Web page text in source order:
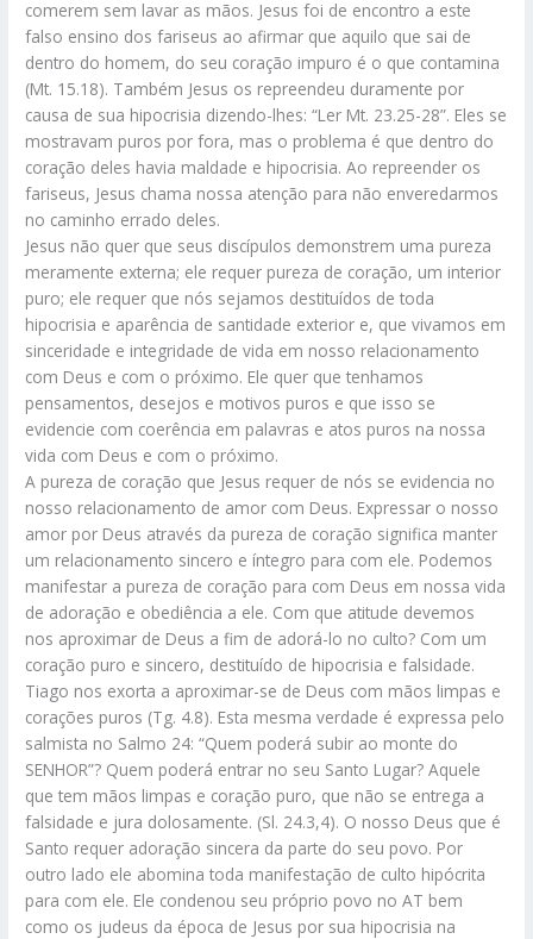
comerem sem lavar as mãos. Jesus foi de encontro a este
falso ensino dos fariseus ao afirmar que aquilo que sai de
dentro do homem, do seu coração impuro é o que contamina
(Mt. 15.18). Também Jesus os repreendeu duramente por
causa de sua hipocrisia dizendo-lhes: “Ler Mt. 23.25-28”. Eles se
mostravam puros por fora, mas o problema é que dentro do
coração deles havia maldade e hipocrisia. Ao repreender os
fariseus, Jesus chama nossa atenção para não enveredarmos
no caminho errado deles.
Jesus não quer que seus discípulos demonstrem uma pureza
meramente externa; ele requer pureza de coração, um interior
puro; ele requer que nós sejamos destituídos de toda
hipocrisia e aparência de santidade exterior e, que vivamos em
sinceridade e integridade de vida em nosso relacionamento
com Deus e com o próximo. Ele quer que tenhamos
pensamentos, desejos e motivos puros e que isso se
evidencie com coerência em palavras e atos puros na nossa
vida com Deus e com o próximo.
A pureza de coração que Jesus requer de nós se evidencia no
nosso relacionamento de amor com Deus. Expressar o nosso
amor por Deus através da pureza de coração significa manter
um relacionamento sincero e íntegro para com ele. Podemos
manifestar a pureza de coração para com Deus em nossa vida
de adoração e obediência a ele. Com que atitude devemos
nos aproximar de Deus a fim de adorá-lo no culto? Com um
coração puro e sincero, destituído de hipocrisia e falsidade.
Tiago nos exorta a aproximar-se de Deus com mãos limpas e
corações puros (Tg. 4.8). Esta mesma verdade é expressa pelo
salmista no Salmo 24: “Quem poderá subir ao monte do
SENHOR”? Quem poderá entrar no seu Santo Lugar? Aquele
que tem mãos limpas e coração puro, que não se entrega a
falsidade e jura dolosamente. (Sl. 24.3,4). O nosso Deus que é
Santo requer adoração sincera da parte do seu povo. Por
outro lado ele abomina toda manifestação de culto hipócrita
para com ele. Ele condenou seu próprio povo no AT bem
como os judeus da época de Jesus por sua hipocrisia na